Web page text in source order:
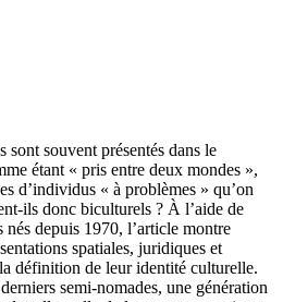
sont souvent présentés dans le
étant « pris entre deux mondes »,
d’individus « à problèmes » qu’on
ils donc biculturels ? À l’aide de
depuis 1970, l’article montre
spatiales, juridiques et
définition de leur identité culturelle.
semi-nomades, une génération